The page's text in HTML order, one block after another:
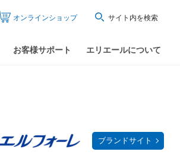
お客様サポート エリエールについて
オンラインショップ サイト内を検索
ブランドサイト